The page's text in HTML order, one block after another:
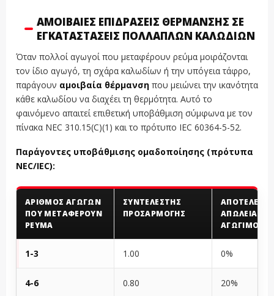
ΑΜΟΙΒΑΊΕΣ ΕΠΙΔΡΆΣΕΙΣ ΘΈΡΜΑΝΣΗΣ ΣΕ
ΕΓΚΑΤΑΣΤΆΣΕΙΣ ΠΟΛΛΑΠΛΏΝ ΚΑΛΩΔΊΩΝ
Όταν πολλοί αγωγοί που μεταφέρουν ρεύμα μοιράζονται
τον ίδιο αγωγό, τη σχάρα καλωδίων ή την υπόγεια τάφρο,
παράγουν αμοιβαία θέρμανση που μειώνει την ικανότητα
κάθε καλωδίου να διαχέει τη θερμότητα. Αυτό το
φαινόμενο απαιτεί επιθετική υποβάθμιση σύμφωνα με τον
πίνακα NEC 310.15(C)(1) και το πρότυπο IEC 60364-5-52.
Παράγοντες υποβάθμισης ομαδοποίησης (πρότυπα
NEC/IEC):
ΑΡΙΘΜΌΣ ΑΓΩΓΏΝ
ΠΟΥ ΜΕΤΑΦΈΡΟΥΝ
ΡΕΎΜΑ
ΣΥΝΤΕΛΕΣΤΉΣ
ΠΡΟΣΑΡΜΟΓΉΣ
ΑΠΏΛΕΙΑ
1-3 1.00 0%
4-6 0.80 20%